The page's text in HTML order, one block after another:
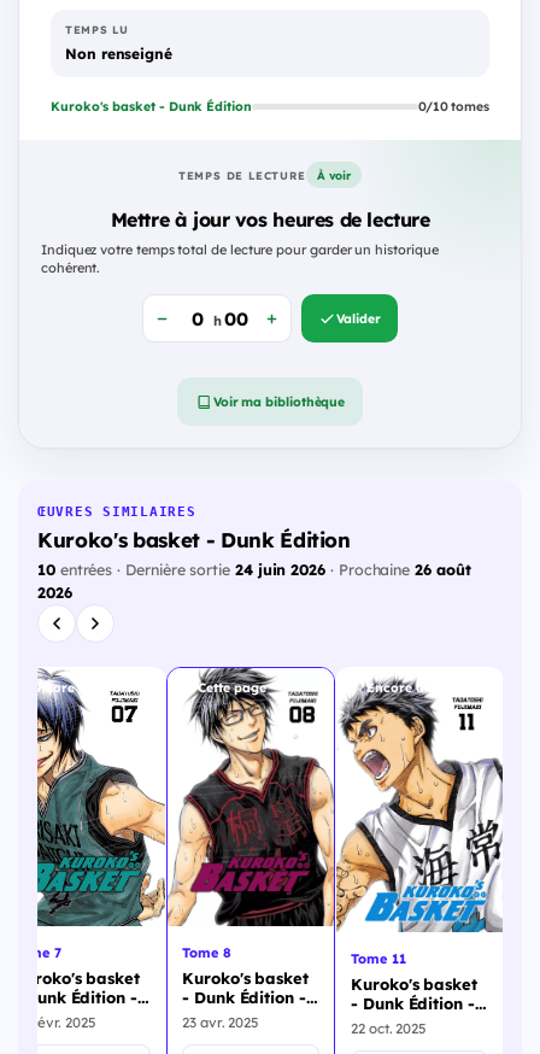
TEMPS LU
Non renseigné
Kuroko's basket - Dunk Édition 0/10 tomes
TEMPS DE LECTURE À voir
Mettre à jour vos heures de lecture
Indiquez votre temps total de lecture pour garder un historique
cohérent.
h Valider
Voir ma bibliothèque
ŒUVRES SIMILAIRES
Kuroko's basket - Dunk Édition
10entrées · Dernière sortie 24 juin 2026 · Prochaine26 août
2026
Encore disponible
Tome 7
Kuroko's basket
- Dunk Édition -
Tome 7
19 févr. 2025
Cette page
Tome 8
Kuroko's basket
- Dunk Édition -
Tome 8
23 avr. 2025
Encore disponible
Tome 11
Kuroko's basket
- Dunk Édition -
Tome 11
22 oct. 2025